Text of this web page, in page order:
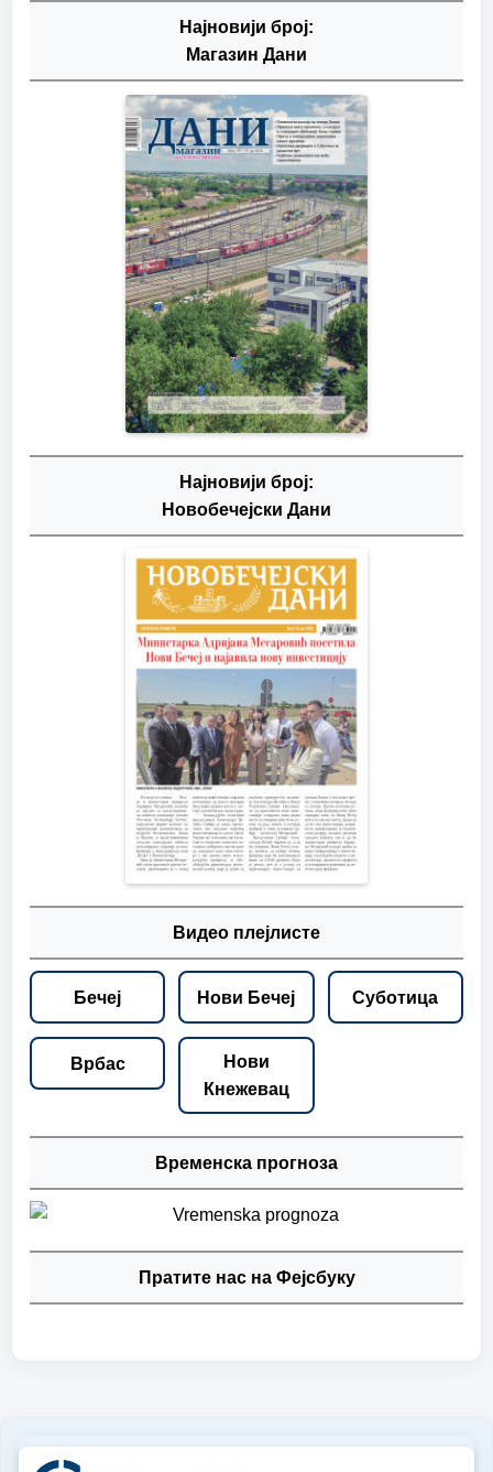
Најновији број:
Магазин Дани
Најновији број:
Новобечејски Дани
Видео плејлисте
Бечеј Нови Бечеј Суботица
Врбас
Нови
Кнежевац
Временска прогноза
Пратите нас на Фејсбуку